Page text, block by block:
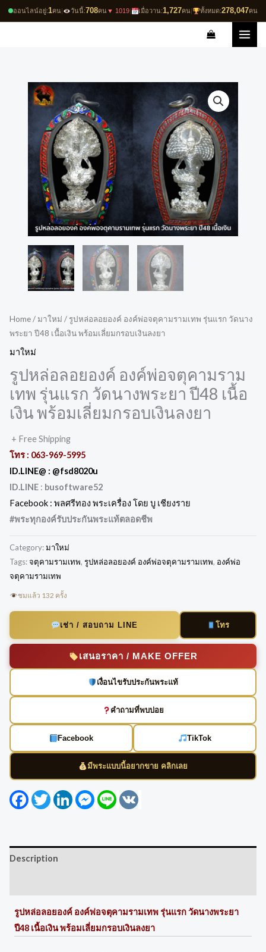
ออนไลน์อยู่:1คน| วันนี้:708คน▼ 1019| เมื่อวาน:1,727คน| ทั้งหมด:278,047คน
Skip
to
Home/ มาใหม่ / รูปหล่อลอยองค์ องค์พ่อจตุคามรามเทพ รุ่นแรก วัดนาง
พระยา ปี48 เนื้อเงิน พร้อมเลี่ยมกรอบเงินลงยา
มาใหม่
รูปหล่อลอยองค์ องค์พ่อจตุคามราม
เทพ รุ่นแรก วัดนางพระยา ปี48 เนื้อ
เงิน พร้อมเลี่ยมกรอบเงินลงยา
+ Free Shipping
โทร : 063-969-5995
ID.LINE@ : @fsd8020u
ID.LINE : busoftware52
Facebook : พลศรีทอง พระเครื่อง โดย บู เชียงราย
#พระทุกองค์รับประกันพระแท้ตลอดชีพ
Category:มาใหม่
Tags:จตุคามรามเทพ, รูปหล่อลอยองค์ องค์พ่อจตุคามรามเทพ, องค์พ่อ
จตุคามรามเทพ
ชมแล้ว 132 ครั้ง
เช่า / สอบถาม LINE โทร
เสนอราคา / MAKE OFFER
เงื่อนไขรับประกันพระแท้
คำถามที่พบบ่อย
Facebook TikTok
มีพระแบบนี้อยากขาย คลิกเลย
FacebookTwitterLinkedInMessenger
Line
Description
รูปหล่อลอยองค์ องค์พ่อจตุคามรามเทพ รุ่นแรก วัดนางพระยา
ปี48 เนื้อเงิน พร้อมเลี่ยมกรอบเงินลงยา